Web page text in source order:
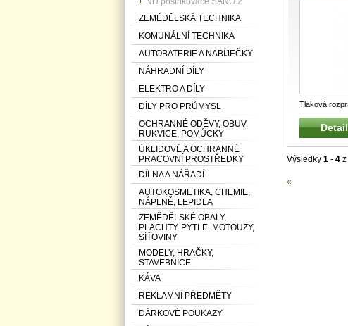
ZEMĚDĚLSKÁ TECHNIKA
KOMUNÁLNÍ TECHNIKA
AUTOBATERIE A NABÍJEČKY
NÁHRADNÍ DÍLY
ELEKTRO A DÍLY
DÍLY PRO PRŮMYSL
OCHRANNÉ ODĚVY, OBUV,
RUKVICE, POMŮCKY
ÚKLIDOVÉ A OCHRANNÉ
PRACOVNÍ PROSTŘEDKY
DÍLNA A NÁŘADÍ
AUTOKOSMETIKA, CHEMIE,
NÁPLNĚ, LEPIDLA
ZEMĚDĚLSKÉ OBALY,
PLACHTY, PYTLE, MOTOUZY,
SÍŤOVINY
MODELY, HRAČKY,
STAVEBNICE
KÁVA
REKLAMNÍ PŘEDMĚTY
DÁRKOVÉ POUKAZY
Tlaková
SOLVENT
Detail
Výsledky 1 - 4 z
«